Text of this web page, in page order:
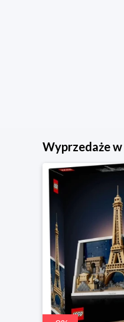
Wyprzedaże